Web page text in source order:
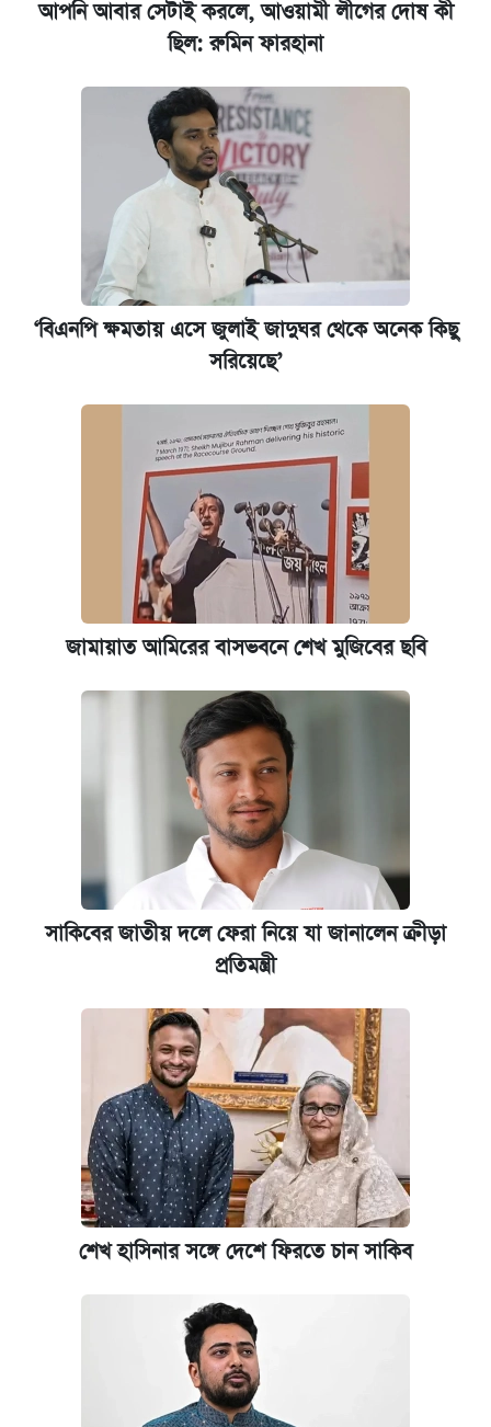
আপনি আবার সেটাই করলে, আওয়ামী লীগের দোষ কী
ছিল: রুমিন ফারহানা
‘বিএনপি ক্ষমতায় এসে জুলাই জাদুঘর থেকে অনেক কিছু
সরিয়েছে’
জামায়াত আমিরের বাসভবনে শেখ মুজিবের ছবি
সাকিবের জাতীয় দলে ফেরা নিয়ে যা জানালেন ক্রীড়া
প্রতিমন্ত্রী
শেখ হাসিনার সঙ্গে দেশে ফিরতে চান সাকিব